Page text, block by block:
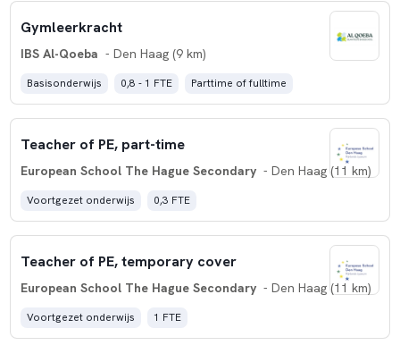
Gymleerkracht
IBS Al-Qoeba - Den Haag (9 km)
Basisonderwijs 0,8 - 1 FTE Parttime of fulltime
Teacher of PE, part-time
European School The Hague Secondary - Den Haag (11 km)
Voortgezet onderwijs 0,3 FTE
Teacher of PE, temporary cover
European School The Hague Secondary - Den Haag (11 km)
Voortgezet onderwijs 1 FTE